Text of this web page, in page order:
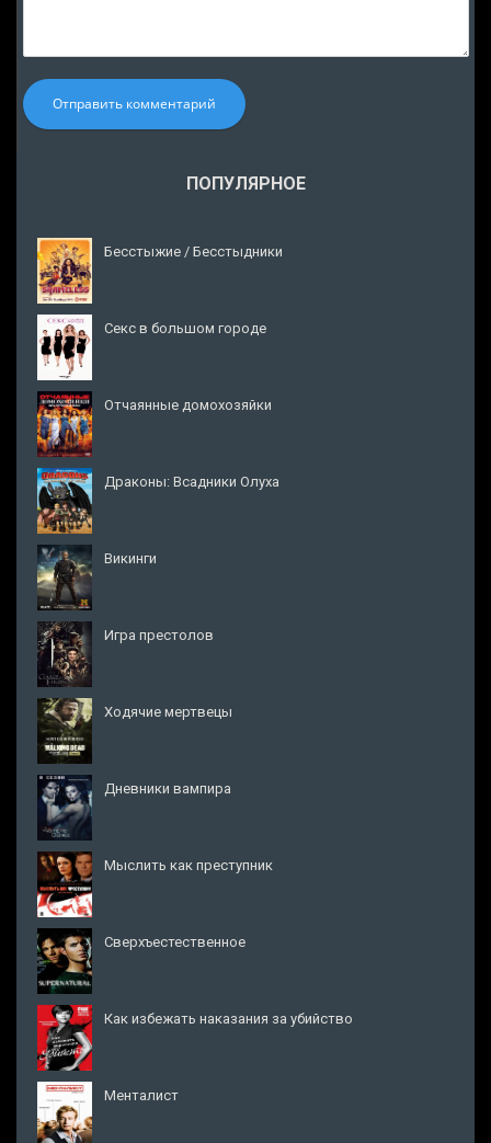
Отправить комментарий
ПОПУЛЯРНОЕ
Бесстыжие / Бесстыдники
Секс в большом городе
Отчаянные домохозяйки
Драконы: Всадники Олуха
Викинги
Игра престолов
Ходячие мертвецы
Дневники вампира
Мыслить как преступник
Сверхъестественное
Как избежать наказания за убийство
Менталист